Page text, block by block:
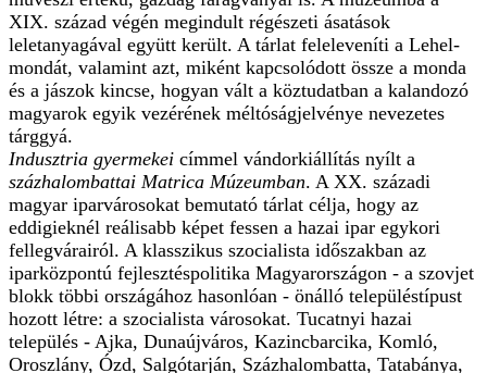
XIX. század végén megindult régészeti ásatások
leletanyagával együtt került. A tárlat feleleveníti a Lehel-
mondát, valamint azt, miként kapcsolódott össze a monda
és a jászok kincse, hogyan vált a köztudatban a kalandozó
magyarok egyik vezérének méltóságjelvénye nevezetes
tárggyá.
Indusztria gyermekei címmel vándorkiállítás nyílt a
százhalombattai Matrica Múzeumban. A XX. századi
magyar iparvárosokat bemutató tárlat célja, hogy az
eddigieknél reálisabb képet fessen a hazai ipar egykori
fellegvárairól. A klasszikus szocialista időszakban az
iparközpontú fejlesztéspolitika Magyarországon - a szovjet
blokk többi országához hasonlóan - önálló településtípust
hozott létre: a szocialista városokat. Tucatnyi hazai
település - Ajka, Dunaújváros, Kazincbarcika, Komló,
Oroszlány, Ózd, Salgótarján, Százhalombatta, Tatabánya,